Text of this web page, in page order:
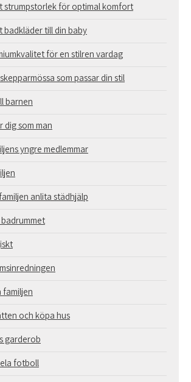
strumpstorlek för optimal komfort
badkläder till din baby
för en stilren vardag
som passar din stil
barnen
dig som man
yngre medlemmar
anlita städhjälp
familjen
och köpa hus
garderob
fotboll